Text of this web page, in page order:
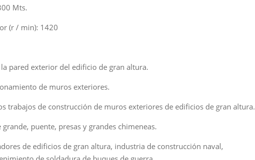
Mts.
(r / min): 1420
pared exterior del edificio de gran altura.
de muros exteriores.
trabajos de construcción de muros exteriores de edificios de gran altura.
puente, presas y grandes chimeneas.
de edificios de gran altura, industria de construcción naval,